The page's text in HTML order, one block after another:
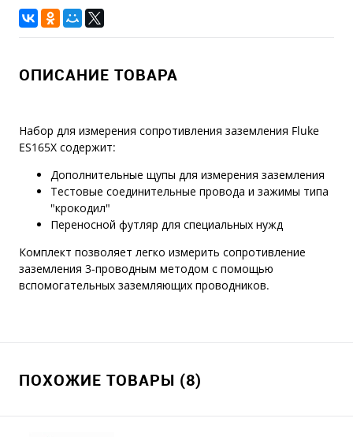
ОПИСАНИЕ ТОВАРА
Набор для измерения сопротивления заземления Fluke
ES165X содержит:
Дополнительные щупы для измерения заземления
Тестовые соединительные провода и зажимы типа
"крокодил"
Переносной футляр для специальных нужд
Комплект позволяет легко измерить сопротивление
заземления 3-проводным методом с помощью
вспомогательных заземляющих проводников.
ПОХОЖИЕ ТОВАРЫ (8)